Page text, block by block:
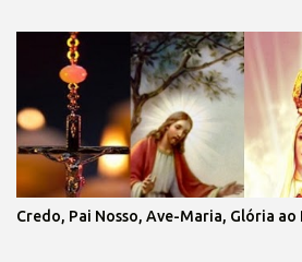
Credo, Pai Nosso, Ave-Maria, Glória ao